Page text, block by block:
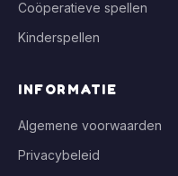
Coöperatieve spellen
Kinderspellen
INFORMATIE
Algemene voorwaarden
Privacybeleid